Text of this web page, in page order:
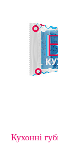
Кухонні